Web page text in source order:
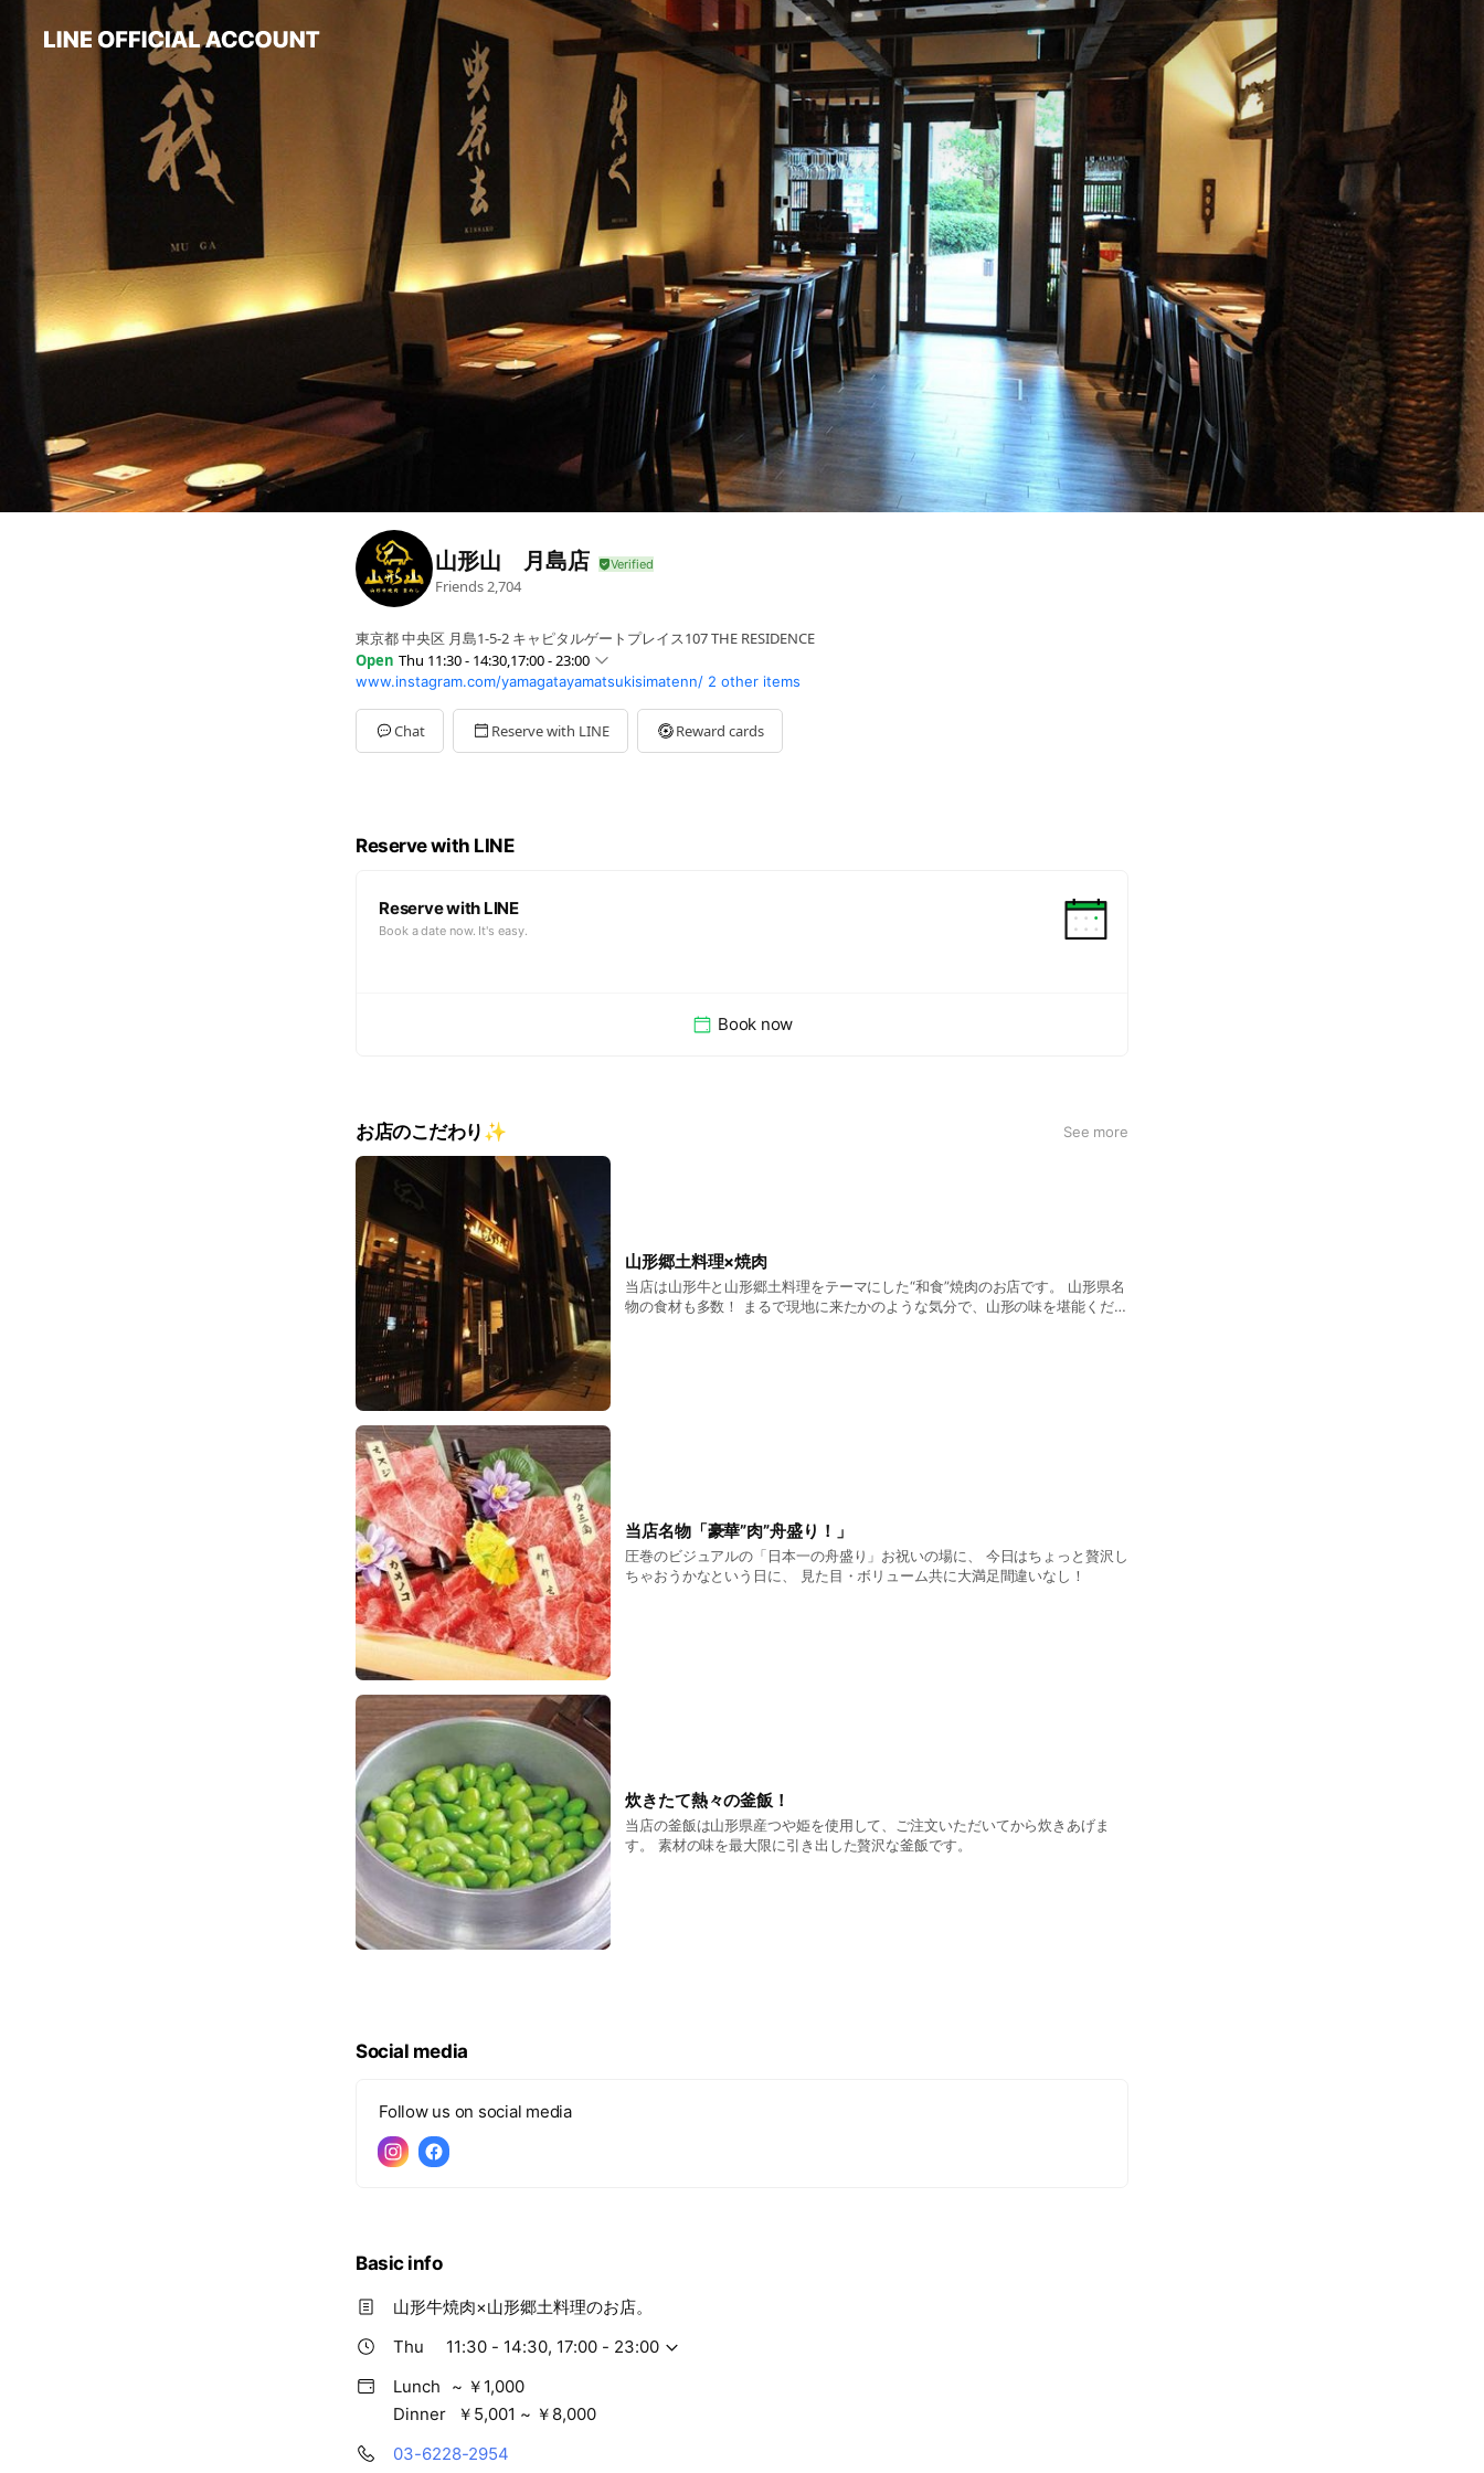
山形山 月島店
Friends 2,704
東京都 中央区 月島1-5-2 キャピタルゲートプレイス107 THE RESIDENCE
Open Thu 11:30 - 14:30,17:00 - 23:00
Sun11:30 - 23:30
Mon11:30 - 14:30,17:00 - 23:00
Tue11:30 - 14:30,17:00 - 23:00
Wed11:30 - 14:30,17:00 - 23:00
www.instagram.com/yamagatayamatsukisimatenn/ 2 other items
Chat Reserve with LINE Reward cards
Reserve with LINE
Reserve with LINE
Book a date now. It's easy.
Book now
お店のこだわり✨ See more
山形郷土料理×焼肉
当店は山形牛と山形郷土料理をテーマにした“和食”焼肉のお店です。 山形県名
物の食材も多数！ まるで現地に来たかのような気分で、山形の味を堪能くださ
当店名物「豪華”肉”舟盛り！」
圧巻のビジュアルの「日本一の舟盛り」お祝いの場に、 今日はちょっと贅沢し
ちゃおうかなという日に、 見た目・ボリューム共に大満足間違いなし！
炊きたて熱々の釜飯！
当店の釜飯は山形県産つや姫を使用して、ご注文いただいてから炊きあげま
す。 素材の味を最大限に引き出した贅沢な釜飯です。
Social media
Follow us on social media
Basic info
山形牛焼肉×山形郷土料理のお店。
Thu
11:30 - 14:30, 17:00 - 23:00
Lunch
~ ￥1,000
Dinner
￥5,001 ~ ￥8,000
03-6228-2954